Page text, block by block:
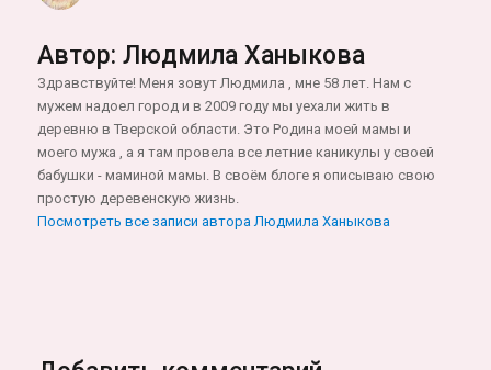
Автор: Людмила Ханыкова
Здравствуйте! Меня зовут Людмила , мне 58 лет. Нам с
мужем надоел город и в 2009 году мы уехали жить в
деревню в Тверской области. Это Родина моей мамы и
моего мужа , а я там провела все летние каникулы у своей
бабушки - маминой мамы. В своём блоге я описываю свою
простую деревенскую жизнь.
Посмотреть все записи автора Людмила Ханыкова